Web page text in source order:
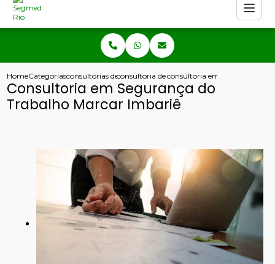
HomeCategoriasconsultorias de seguranca do trabalho
consultoria de seguranca do trabalho
consultoria em seguranca do
Consultoria em Segurança do
Trabalho Marcar Imbariê